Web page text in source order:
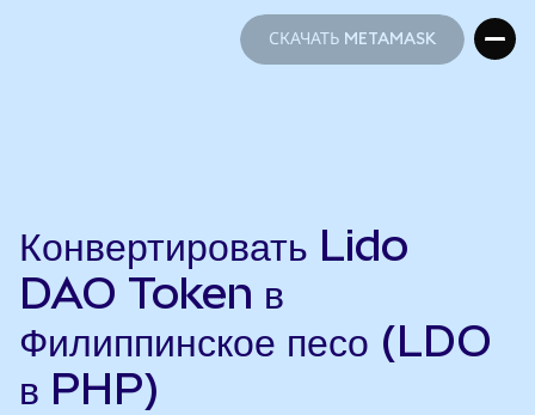
СКАЧАТЬ METAMASK
Конвертировать Lido
DAO Token в
Филиппинское песо (LDO
в PHP)